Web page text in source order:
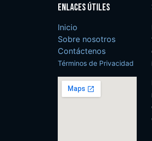
Enlaces útiles
Inicio
Sobre nosotros
Contáctenos
Términos de Privacidad